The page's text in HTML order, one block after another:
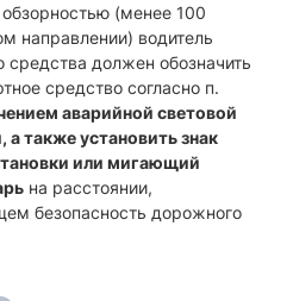
(менее 100
направлении) водитель
средства должен обозначить
средство согласно п.
аварийной световой
а также установить знак
или мигающий
на расстоянии,
безопасность дорожного